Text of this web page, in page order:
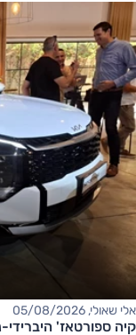
אלי שאולי, 05/08/2026